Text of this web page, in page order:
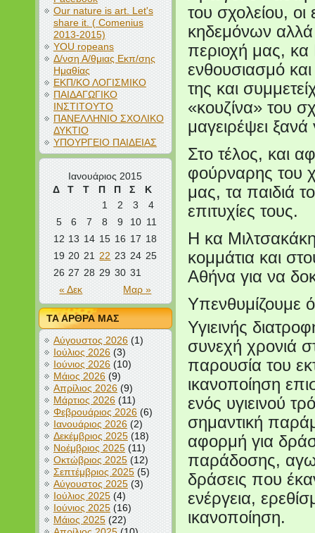
Our nature is art. Let's
share it. ( Comenius
2013-2015)
YOU ropeans
Δ/νση Α/θμιας Εκπ/σης
Ημαθίας
ΕΚΠ/ΚΟ ΛΟΓΙΣΜΙΚΟ
ΠΑΙΔΑΓΩΓΙΚΟ
ΙΝΣΤΙΤΟΥΤΟ
ΠΑΝΕΛΛΗΝΙΟ ΣΧΟΛΙΚΟ
ΔΥΚΤΙΟ
ΥΠΟΥΡΓΕΙΟ ΠΑΙΔΕΙΑΣ
Ιανουάριος 2015
Δ
Τ Τ Π Π Σ Κ
« Δεκ Μαρ »
1 2 3
4
5
6 7 8 9 10 11
12 13 14 15 16 17 18
19 20 21 22 23 24 25
26 27 28 29 30 31
ΤΑ ΑΡΘΡΑ ΜΑΣ
Αύγουστος 2026(1)
Ιούλιος 2026(3)
Ιούνιος 2026(10)
Μάιος 2026(9)
Απρίλιος 2026(9)
Μάρτιος 2026(11)
Φεβρουάριος 2026(6)
Ιανουάριος 2026(2)
Δεκέμβριος 2025(18)
Νοέμβριος 2025(11)
Οκτώβριος 2025(12)
Σεπτέμβριος 2025(5)
Αύγουστος 2025(3)
Ιούλιος 2025(4)
Ιούνιος 2025(16)
Μάιος 2025(22)
του σχολείου, οι
κηδεμόνων αλλά
περιοχή μας, κα
ενθουσιασμό
της και
«κουζίνα» του
μαγειρέψει
Στο τέλος, και
φούρναρης του
μας, τα παιδιά
επιτυχίες τους.
Η κα
κομμάτια και
Αθήνα για να
Υπενθυμίζουμε
Υγιεινής
συνεχή χρονιά
παρουσία του
ικανοποίηση
ενός υγιεινού
σημαντική
αφορμή για
παράδοσης,
δράσεις που
ενέργεια,
ικανοποίηση.